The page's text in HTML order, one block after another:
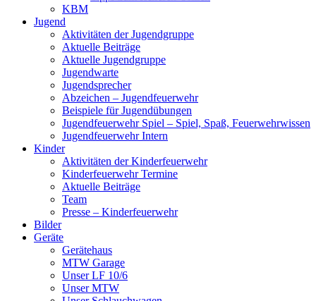
KBM
Jugend
Aktivitäten der Jugendgruppe
Aktuelle Beiträge
Aktuelle Jugendgruppe
Jugendwarte
Jugendsprecher
Abzeichen – Jugendfeuerwehr
Beispiele für Jugendübungen
Jugendfeuerwehr Spiel – Spiel, Spaß, Feuerwehrwissen
Jugendfeuerwehr Intern
Kinder
Aktivitäten der Kinderfeuerwehr
Kinderfeuerwehr Termine
Aktuelle Beiträge
Team
Presse – Kinderfeuerwehr
Bilder
Geräte
Gerätehaus
MTW Garage
Unser LF 10/6
Unser MTW